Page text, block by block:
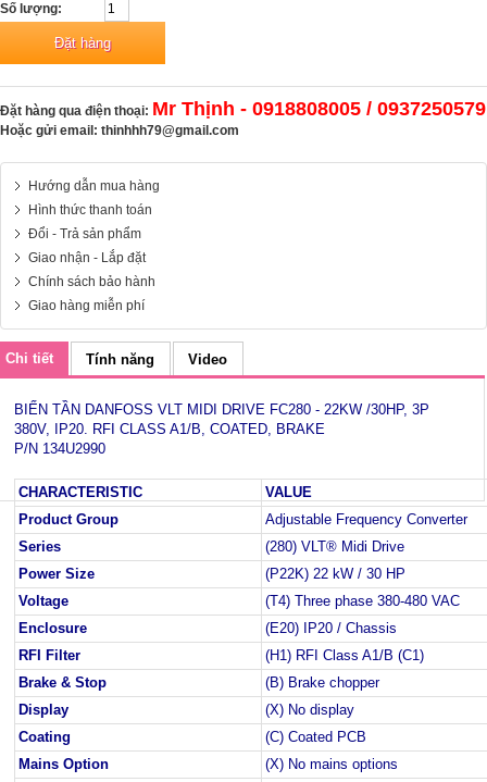
Số lượng:
Đặt hàng qua điện thoại: Mr Thịnh - 0918808005 / 0937250579
Hoặc gửi email: thinhhh79@gmail.com
Hướng dẫn mua hàng
Hình thức thanh toán
Đổi - Trả sản phẩm
Giao nhận - Lắp đặt
Chính sách bảo hành
Giao hàng miễn phí
Chi tiết Tính năng Video
BIẾN TẦN DANFOSS VLT MIDI DRIVE FC280 - 22KW /30HP, 3P
380V, IP20. RFI CLASS A1/B, COATED, BRAKE
P/N 134U2990
CHARACTERISTIC
VALUE
Product Group
Adjustable Frequency Converter
Series
(280) VLT® Midi Drive
Power Size
(P22K) 22 kW / 30 HP
Voltage
(T4) Three phase 380-480 VAC
Enclosure
(E20) IP20 / Chassis
RFI Filter
(H1) RFI Class A1/B (C1)
Brake & Stop
(B) Brake chopper
Display
(X) No display
Coating
(C) Coated PCB
Mains Option
(X) No mains options